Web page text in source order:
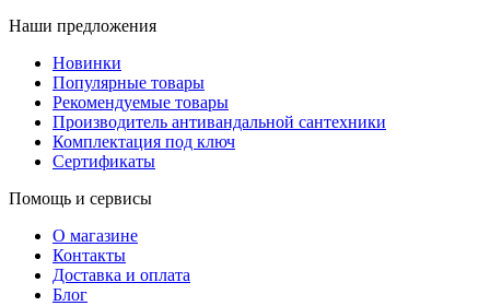
Наши предложения
Новинки
Популярные товары
Рекомендуемые товары
Производитель антивандальной сантехники
Комплектация под ключ
Сертификаты
Помощь и сервисы
О магазине
Контакты
Доставка и оплата
Блог